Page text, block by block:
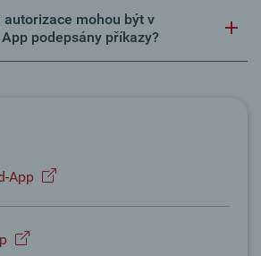
mohou být v
podepsány příkazy?
App